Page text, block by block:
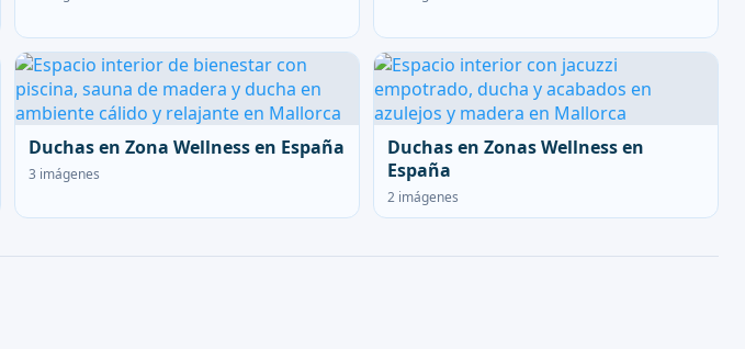
Duchas en Zona Wellness en España
3 imágenes
Duchas en Zonas Wellness en
España
2 imágenes